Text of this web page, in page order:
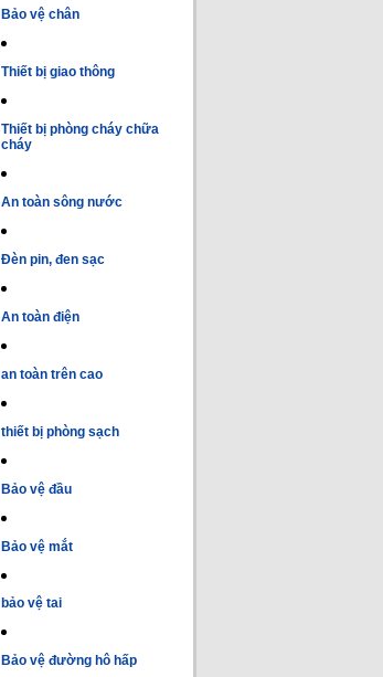
Bảo vệ chân
Thiết bị giao thông
Thiết bị phòng cháy chữa
cháy
An toàn sông nước
Đèn pin, đen sạc
An toàn điện
an toàn trên cao
thiết bị phòng sạch
Bảo vệ đầu
Bảo vệ mắt
bảo vệ tai
Bảo vệ đường hô hấp